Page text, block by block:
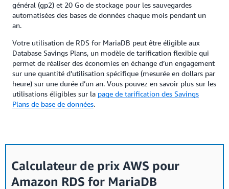
général (gp2) et 20 Go de stockage pour les sauvegardes
automatisées des bases de données chaque mois pendant un
an.
Votre utilisation de RDS for MariaDB peut être éligible aux
Database Savings Plans, un modèle de tarification flexible qui
permet de réaliser des économies en échange d’un engagement
sur une quantité d’utilisation spécifique (mesurée en dollars par
heure) sur une durée d’un an. Vous pouvez en savoir plus sur les
utilisations éligibles sur la page de tarification des Savings
Plans de base de données.
Calculateur de prix AWS pour
Amazon RDS for MariaDB